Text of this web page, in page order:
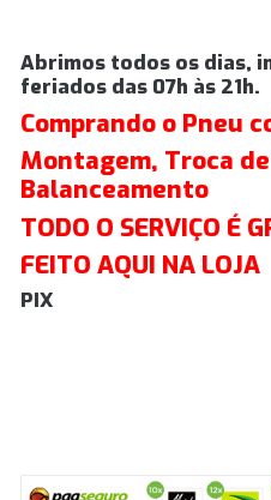
Abrimos todos os dias,
feriados das 07h às 21h.
Comprando o Pneu
Montagem, Troca
Balanceamento
TODO O SERVIÇO É
FEITO AQUI NA LOJA
PIX